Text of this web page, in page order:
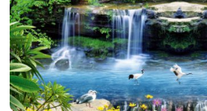
KIỆN
NGÀNH
BẾP